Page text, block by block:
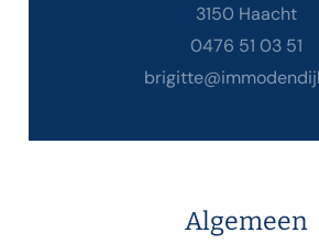
3150 Haacht
0476 51 03 51
Algemeen